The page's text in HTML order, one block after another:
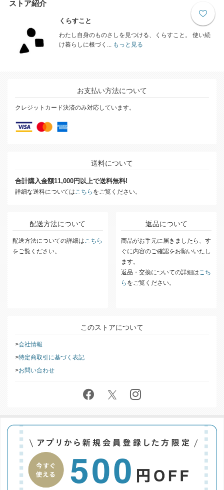
ストア紹介
くらすこと
わたし自身のものさしを見つける、くらすこと。 使い続
け暮らしに根づく...もっと見る
お支払い方法について
クレジットカード決済のみ対応しています。
送料について
合計購入金額11,000円以上で送料無料!
詳細な送料についてはこちら をご覧ください。
配送方法について
配送方法についての詳細はこちら
をご覧ください。
返品について
商品がお手元に届きましたら、す
ぐに内容のご確認をお願いいたし
ます。
返品・交換についての詳細はこち
ら をご覧ください。
このストアについて
会社情報
特定商取引に基づく表記
お問い合わせ